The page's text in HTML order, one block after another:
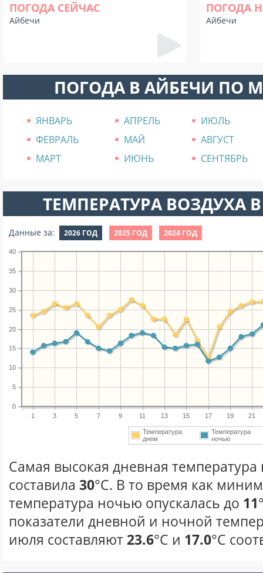
ПОГОДА СЕЙЧАС
Айбечи
ПОГОДА
Айбечи
ПОГОДА В АЙБЕЧИ ПО
ЯНВАРЬ АПРЕЛЬ
ИЮЛЬ
ФЕВРАЛЬ
МАЙ
АВГУСТ
МАРТ
ИЮНЬ СЕНТЯБРЬ
ТЕМПЕРАТУРА ВОЗДУХА
Данные за: 2026 ГОД 2025 ГОД 2024 ГОД
1 3 5 7 9 11 13 15 17 19 21
0
5
10
15
20
25
30
35
40
Температура
днем
Температура
ночью
Самая высокая дневная температура
составила 30°С. В то время как
температура ночью опускалась до 11
показатели дневной и ночной
июля составляют 23.6°С и 17.0°С